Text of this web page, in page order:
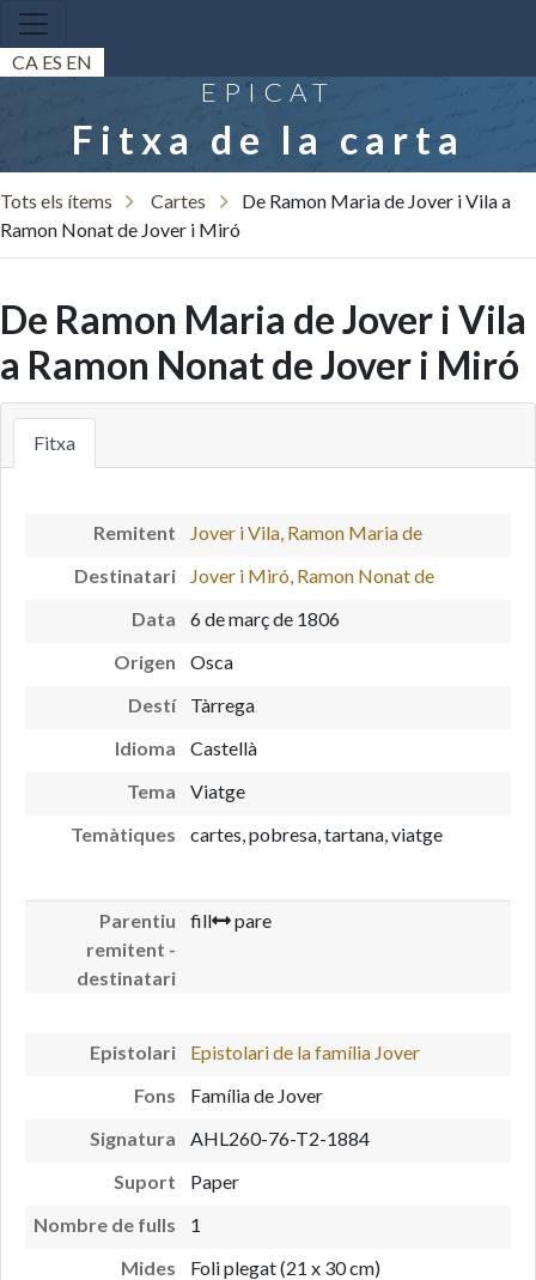
CA ES EN
EPICAT
Fitxa de la carta
Tots els ítems Cartes
De Ramon Maria de Jover i Vila a
Ramon Nonat de Jover i Miró
De Ramon Maria de Jover i Vila
a Ramon Nonat de Jover i Miró
Fitxa
Remitent
Jover i Vila, Ramon Maria de
Destinatari
Jover i Miró, Ramon Nonat de
Data
6 de març de 1806
Origen
Osca
Destí
Tàrrega
Idioma
Castellà
Tema
Viatge
Temàtiques
cartes, pobresa, tartana, viatge
Parentiu
remitent -
destinatari
fill pare
Epistolari
Epistolari de la família Jover
Fons
Família de Jover
Signatura
AHL260-76-T2-1884
Suport
Paper
Nombre de fulls
1
Mides
Foli plegat (21 x 30 cm)